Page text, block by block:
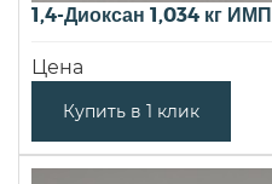
1,4-Диоксан 1,034 кг ИМП
Цена
Купить в 1 клик